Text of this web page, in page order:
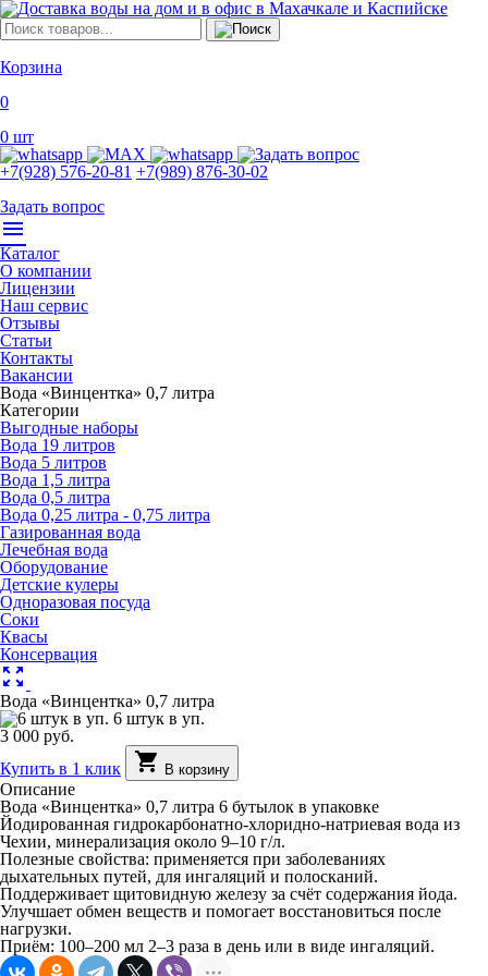
Корзина
0
0 шт
+7(928) 576-20-81 +7(989) 876-30-02
Задать вопрос
menu
Каталог
О компании
Лицензии
Наш сервис
Отзывы
Статьи
Контакты
Вакансии
Вода «Винцентка» 0,7 литра
Категории
Выгодные наборы
Вода 19 литров
Вода 5 литров
Вода 1,5 литра
Вода 0,5 литра
Вода 0,25 литра - 0,75 литра
Газированная вода
Лечебная вода
Оборудование
Детские кулеры
Одноразовая посуда
Соки
Квасы
Консервация
zoom_out_map
Вода «Винцентка» 0,7 литра
6 штук в уп.
3 000 руб.
Купить в 1 клик
shopping_cart В корзину
Описание
Вода «Винцентка» 0,7 литра 6 бутылок в упаковке
Йодированная гидрокарбонатно-хлоридно-натриевая вода из
Чехии, минерализация около 9–10 г/л.
Полезные свойства: применяется при заболеваниях
дыхательных путей, для ингаляций и полосканий.
Поддерживает щитовидную железу за счёт содержания йода.
Улучшает обмен веществ и помогает восстановиться после
нагрузки.
Приём: 100–200 мл 2–3 раза в день или в виде ингаляций.